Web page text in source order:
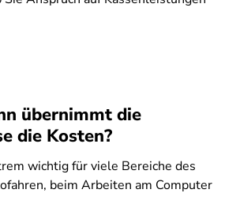
übernimmt die
die Kosten?
wichtig für viele Bereiche des
beim Arbeiten am Computer